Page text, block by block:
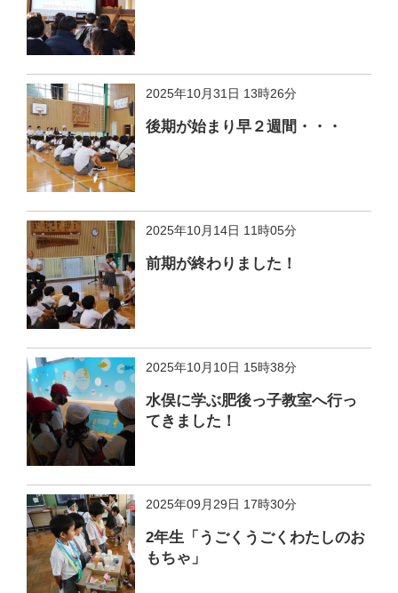
2025年10月31日 13時26分
後期が始まり早２週間・・・
2025年10月14日 11時05分
前期が終わりました！
2025年10月10日 15時38分
水俣に学ぶ肥後っ子教室へ行っ
てきました！
2025年09月29日 17時30分
2年生「うごくうごくわたしのお
もちゃ」